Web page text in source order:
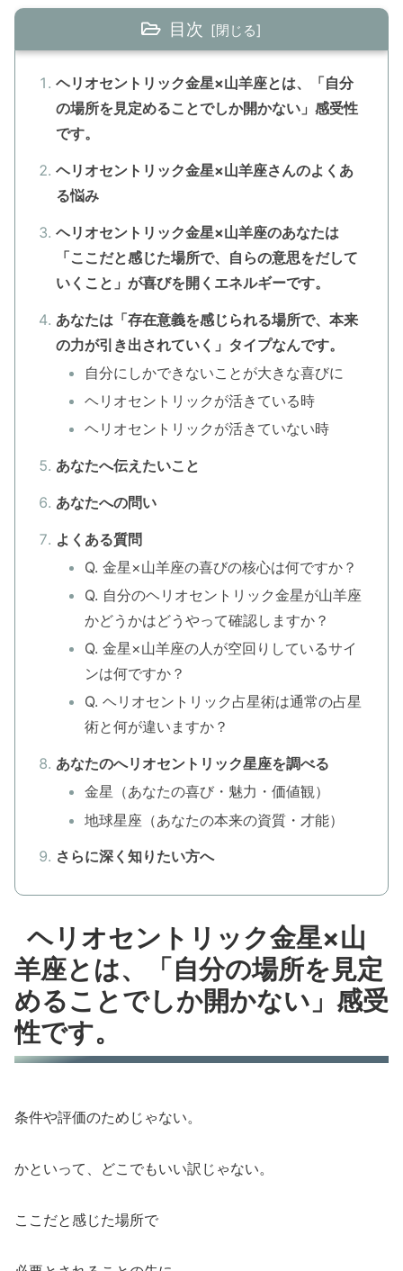
目次
ヘリオセントリック金星×山羊座とは、「自分
の場所を見定めることでしか開かない」感受性
です。
ヘリオセントリック金星×山羊座さんのよくあ
る悩み
ヘリオセントリック金星×山羊座のあなたは
「ここだと感じた場所で、自らの意思をだして
いくこと」が喜びを開くエネルギーです。
あなたは「存在意義を感じられる場所で、本来
の力が引き出されていく」タイプなんです。
自分にしかできないことが大きな喜びに
ヘリオセントリックが活きている時
ヘリオセントリックが活きていない時
あなたへ伝えたいこと
あなたへの問い
よくある質問
Q. 金星×山羊座の喜びの核心は何ですか？
Q. 自分のヘリオセントリック金星が山羊座
かどうかはどうやって確認しますか？
Q. 金星×山羊座の人が空回りしているサイ
ンは何ですか？
Q. ヘリオセントリック占星術は通常の占星
術と何が違いますか？
あなたのへリオセントリック星座を調べる
金星（あなたの喜び・魅力・価値観）
地球星座（あなたの本来の資質・才能）
さらに深く知りたい方へ
ヘリオセントリック金星×山
羊座とは、「自分の場所を見定
めることでしか開かない」感受
性です。
条件や評価のためじゃない。
かといって、どこでもいい訳じゃない。
ここだと感じた場所で